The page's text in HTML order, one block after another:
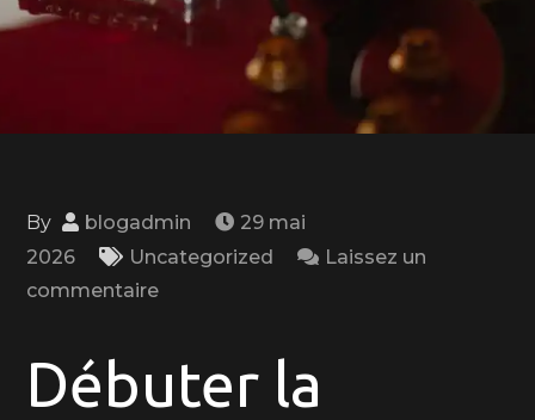
By blogadmin
29 mai
2026
Uncategorized
Laissez un
commentaireon
pour
Débuter la